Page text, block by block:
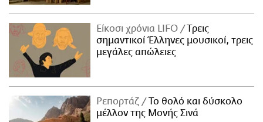
Είκοσι χρόνια LIFO
Tρεις
σημαντικοί Έλληνες μουσικοί, τρεις
μεγάλες απώλειες
Ρεπορτάζ
Το θολό και δύσκολο
μέλλον της Μονής Σινά